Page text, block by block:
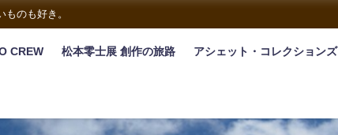
のも好き。
CREW 松本零士展 創作の旅路 アシェット・コレクション